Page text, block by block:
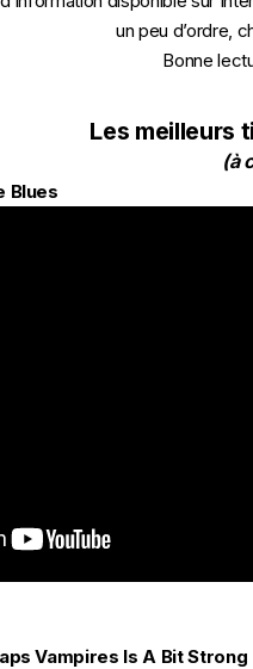
un peu d’ordre,
Bonne
Les meilleurs
(à
Blues
Vampires Is A Bit